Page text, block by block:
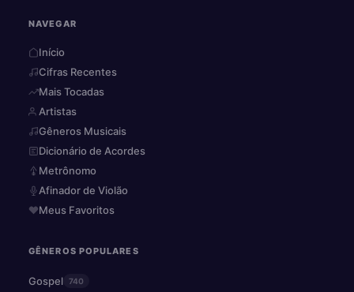
NAVEGAR
Início
Cifras Recentes
Mais Tocadas
Artistas
Gêneros Musicais
Dicionário de Acordes
Metrônomo
Afinador de Violão
Meus Favoritos
GÊNEROS POPULARES
Gospel 740